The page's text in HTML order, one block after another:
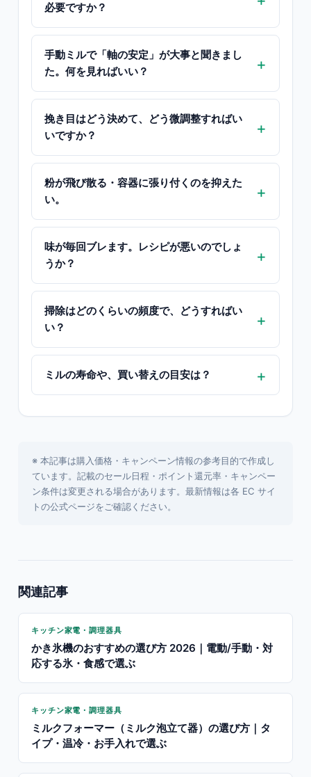
必要ですか？
手動ミルで「軸の安定」が大事と聞きまし
た。何を見ればいい？
挽き目はどう決めて、どう微調整すればい
いですか？
粉が飛び散る・容器に張り付くのを抑えた
い。
味が毎回ブレます。レシピが悪いのでしょ
うか？
掃除はどのくらいの頻度で、どうすればい
い？
ミルの寿命や、買い替えの目安は？
※ 本記事は購入価格・キャンペーン情報の参考目的で作成し
ています。記載のセール日程・ポイント還元率・キャンペー
ン条件は変更される場合があります。最新情報は各 EC サイ
トの公式ページをご確認ください。
関連記事
キッチン家電・調理器具
かき氷機のおすすめの選び方 2026｜電動/手動・対
応する氷・食感で選ぶ
キッチン家電・調理器具
ミルクフォーマー（ミルク泡立て器）の選び方｜タ
イプ・温冷・お手入れで選ぶ